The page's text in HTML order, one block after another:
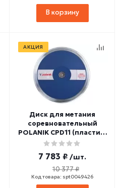
В корзину
АКЦИЯ
Диск для метания
соревновательный
POLANIK CPD11 (пластик)
1 кг*
7 783 ₽ /шт.
10 377 ₽
Код товара: spt0049426